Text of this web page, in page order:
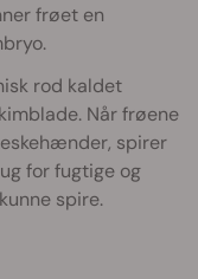
frøet en
rod kaldet
Når frøene
spirer
for fugtige og
spire.